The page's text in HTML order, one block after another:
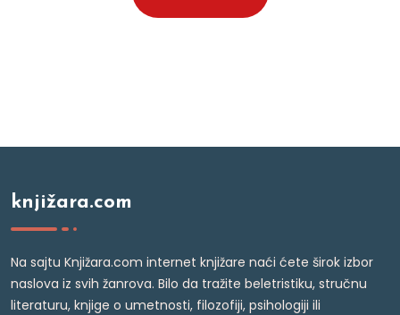
knjižara.com
Na sajtu Knjižara.com internet knjižare naći ćete širok izbor
naslova iz svih žanrova. Bilo da tražite beletristiku, stručnu
literaturu, knjige o umetnosti, filozofiji, psihologiji ili